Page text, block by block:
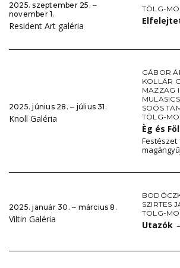
2025. szeptember 25. ‒
november 1.
Resident Art galéria
TÖLG-
2025. június 28. ‒ július 31.
Knoll Galéria
GÁBOR
KOLLÁR
MAZZAG
SOÓS
TÖLG-
Èg és
Festészet
2025. január 30. ‒ március 8.
Viltin Galéria
SZIRTES
TÖLG-
Utazók